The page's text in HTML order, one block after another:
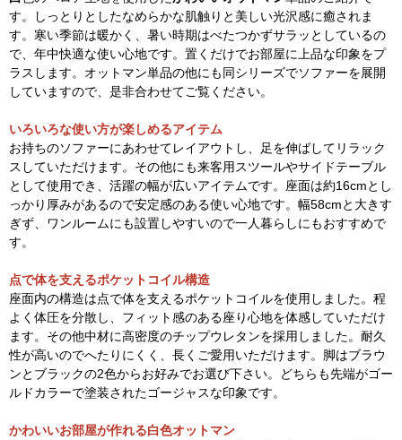
す。しっとりとしたなめらかな肌触りと美しい光沢感に癒されま
す。寒い季節は暖かく、暑い時期はべたつかずサラッとしているの
で、年中快適な使い心地です。置くだけでお部屋に上品な印象をプ
ラスします。オットマン単品の他にも同シリーズでソファーを展開
していますので、是非合わせてご覧ください。
いろいろな使い方が楽しめるアイテム
お持ちのソファーにあわせてレイアウトし、足を伸ばしてリラック
スしていただけます。その他にも来客用スツールやサイドテーブル
として使用でき、活躍の幅が広いアイテムです。座面は約16cmとし
っかり厚みがあるので安定感のある使い心地です。幅58cmと大きす
ぎず、ワンルームにも設置しやすいので一人暮らしにもおすすめで
す。
点で体を支えるポケットコイル構造
座面内の構造は点で体を支えるポケットコイルを使用しました。程
よく体圧を分散し、フィット感のある座り心地を体感していただけ
ます。その他中材に高密度のチップウレタンを採用しました。耐久
性が高いのでへたりにくく、長くご愛用いただけます。脚はブラウ
ンとブラックの2色からお好みでお選び下さい。どちらも先端がゴー
ルドカラーで塗装されたゴージャスな印象です。
かわいいお部屋が作れる白色オットマン